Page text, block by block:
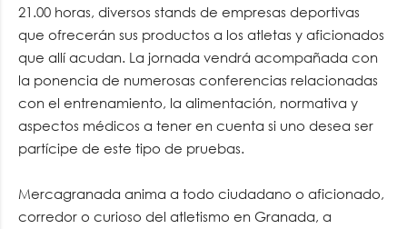
21.00 horas, diversos stands de empresas deportivas
que ofrecerán sus productos a los atletas y aficionados
que allí acudan. La jornada vendrá acompañada con
la ponencia de numerosas conferencias relacionadas
con el entrenamiento, la alimentación, normativa y
aspectos médicos a tener en cuenta si uno desea ser
partícipe de este tipo de pruebas.
Mercagranada anima a todo ciudadano o aficionado,
corredor o curioso del atletismo en Granada, a